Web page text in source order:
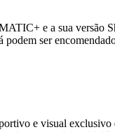
e a sua versão
ser
e visual